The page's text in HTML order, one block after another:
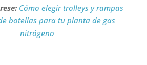
Cómo elegir trolleys y rampas
botellas para tu planta de gas
nitrógeno